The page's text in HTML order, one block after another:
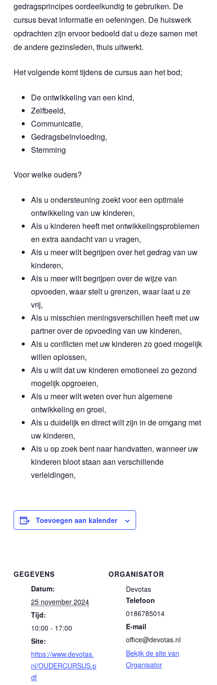
gedragsprincipes oordeelkundig te gebruiken. De
cursus bevat informatie en oefeningen. De huiswerk
opdrachten zijn ervoor bedoeld dat u deze samen met
de andere gezinsleden, thuis uitwerkt.
Het volgende komt tijdens de cursus aan het bod;
De ontwikkeling van een kind,
Zelfbeeld,
Communicatie,
Gedragsbeïnvloeding,
Stemming
Voor welke ouders?
Als u ondersteuning zoekt voor een optimale
ontwikkeling van uw kinderen,
Als u kinderen heeft met ontwikkelingsproblemen
en extra aandacht van u vragen,
Als u meer wilt begrijpen over het gedrag van uw
kinderen,
Als u meer wilt begrijpen over de wijze van
opvoeden, waar stelt u grenzen, waar laat u ze
vrij,
Als u misschien meningsverschillen heeft met uw
partner over de opvoeding van uw kinderen,
Als u conflicten met uw kinderen zo goed mogelijk
willen oplossen,
Als u wilt dat uw kinderen emotioneel zo gezond
mogelijk opgroeien,
Als u meer wilt weten over hun algemene
ontwikkeling en groei,
Als u duidelijk en direct wilt zijn in de omgang met
uw kinderen,
Als u op zoek bent naar handvatten, wanneer uw
kinderen bloot staan aan verschillende
verleidingen,
Toevoegen aan kalender
GEGEVENS
Datum:
25 november 2024
Tijd:
10:00 - 17:00
Site:
https://www.devotas.
nl/OUDERCURSUS.p
df
ORGANISATOR
Devotas
Telefoon
0186785014
E-mail
office@devotas.nl
Bekijk de site van
Organisator